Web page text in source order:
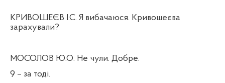
КРИВОШЕЄВ І.С. Я вибачаюся. Кривошеєва
зарахували?
МОСОЛОВ Ю.О. Не чули. Добре.
9 – за тоді.